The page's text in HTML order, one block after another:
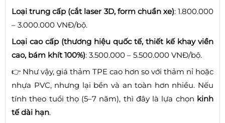
Loại trung cấp (cắt laser 3D, form chuẩn xe): 1.800.000
– 3.000.000 VNĐ/bộ.
Loại cao cấp (thương hiệu quốc tế, thiết kế khay viền
cao, bám khít 100%): 3.500.000 – 5.500.000 VNĐ/bộ.
👉 Như vậy, giá thảm TPE cao hơn so với thảm nỉ hoặc
nhựa PVC, nhưng lại bền và an toàn hơn nhiều. Nếu
tính theo tuổi thọ (5–7 năm), thì đây là lựa chọn kinh
tế dài hạn.